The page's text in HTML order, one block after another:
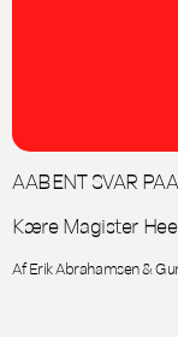
AABENT SVAR
Kære Magister
Af Erik Abrahamsen &